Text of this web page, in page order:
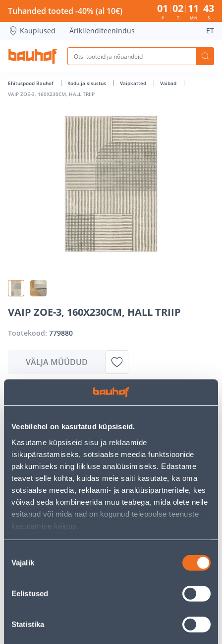
Veebilehel on kasutatud küpsiseid.
Kasutame küpsiseid sisu ja reklaamide
isikupärastamiseks, sotsiaalse meedia funktsioonide
pakkumiseks ning liikluse analüüsimiseks. Edastame
teavet selle kohta, kuidas meie saiti kasutate, ka oma
sotsiaalse meedia, reklaami- ja analüüsipartneritele, kes
võivad seda kombineerida muu teabega, mida olete neile
esitanud või mida nad on kogunud teiepoolse teenuste
kasutamise käigus.
valik
Vajalik
Eelistused
Statistika
VAIP ZOE-3, 160X230CM, HALL TRIIP - Bauhof has loaded
Tuhanded tooted -40% (al 10€) 01
P
02
T
11
MIN
43
S
Kauplused Äriklienditeenindus ET
Ehituspood Bauhof Kodu ja sisustus Vaipkatted
Vaibad
VAIP ZOE-3, 160X230CM, HALL TRIIP
VAIP ZOE-3, 160X230CM, HALL TRIIP
Tootekood: 779880
VÄLJA MÜÜDUD
Vabandame, kuid teavitame teid, et soovitud toode on
hetkel suure nõudluse tõttu ajutiselt otsas. Siiski
tootekategooriast, mis võivad teile sama palju rõõmu
pakkuda!
Teie ostlemisrõõm ei pea aga siin lõppema - oma
uurimistööd saate jätkata, naastesavalehelevõi
kasutades meie võimsat otsingufunktsiooni, et leida
veelgi meelepärasemad valikuid. Head ostlemist!
• 14-päevane tagastusõigus.
• HANKIJA LAOST TELLITAV TOODE
Spetsifikatsioon